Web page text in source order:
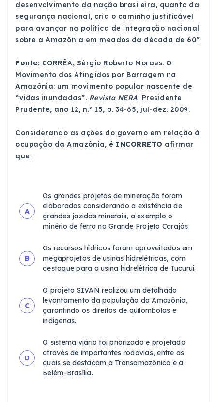
desenvolvimento da nação brasileira, quanto da
segurança nacional, cria o caminho justificável
para avançar na política de integração nacional
sobre a Amazônia em meados da década de 60”.
Fonte: CORRÊA, Sérgio Roberto Moraes. O
Movimento dos Atingidos por Barragem na
Amazônia: um movimento popular nascente de
“vidas inundadas”. Revista NERA. Presidente
Prudente, ano 12, n.º 15, p. 34-65, jul-dez. 2009.
Considerando as ações do governo em relação à
ocupação da Amazônia, é INCORRETO afirmar
que:
A
Os grandes projetos de mineração foram
elaborados considerando a existência de
grandes jazidas minerais, a exemplo o
minério de ferro no Grande Projeto Carajás.
B
Os recursos hídricos foram aproveitados em
megaprojetos de usinas hidrelétricas, com
destaque para a usina hidrelétrica de Tucuruí.
C
O projeto SIVAN realizou um detalhado
levantamento da população da Amazônia,
garantindo os direitos de quilombolas e
indígenas.
D
O sistema viário foi priorizado e projetado
através de importantes rodovias, entre as
quais se destacam a Transamazônica e a
Belém-Brasília.